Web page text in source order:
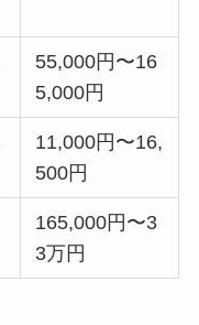
55,000円〜16
5,000円
11,000円〜16,
500円
165,000円〜3
3万円